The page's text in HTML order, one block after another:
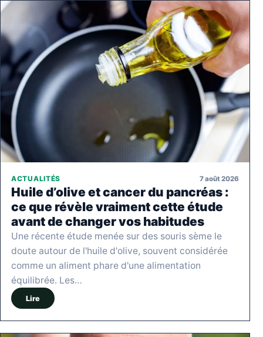
ACTUALITÉS 7 août 2026
Huile d’olive et cancer du pancréas :
ce que révèle vraiment cette étude
avant de changer vos habitudes
Une récente étude menée sur des souris sème le
doute autour de l'huile d'olive, souvent considérée
comme un aliment phare d'une alimentation
équilibrée. Les…
Lire